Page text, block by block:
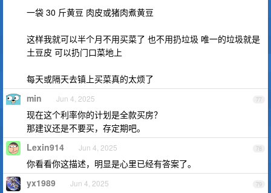
一袋 30 斤黄豆 肉皮或猪肉煮黄豆
这样我就可以半个月不用买菜了 也不用扔垃圾 唯一的垃圾就是
土豆皮 可以扔门口菜地上
每天或隔天去镇上买菜真的太烦了
77
min Jun 4, 2025
现在这个利率你的计划是全款买房？
那建议还是不要买，存定期吧。
78
Lexin914 Jun 4, 2025
你看看你这描述，明显是心里已经有答案了。
79
yx1989 Jun 4, 2025